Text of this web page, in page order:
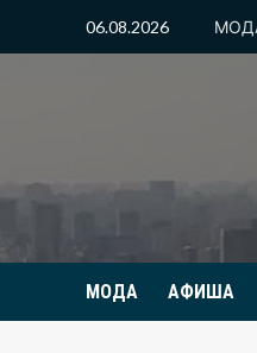
06.08.2026
МОДА АФИША